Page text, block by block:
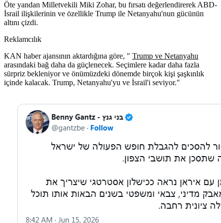
Öte yandan Milletvekili Miki Zohar, bu fırsatı değerlendirerek ABD-
İsrail ilişkilerinin ve özellikle Trump ile Netanyahu'nun gücünün
altını çizdi.
Reklamcılık
KAN haber ajansının aktardığına göre, " Trump ve Netanyahu
arasındaki bağ daha da güçlenecek. Seçimlere kadar daha fazla
sürpriz bekleniyor ve önümüzdeki dönemde birçok kişi şaşkınlık
içinde kalacak. Trump, Netanyahu'yu ve İsrail'i seviyor."